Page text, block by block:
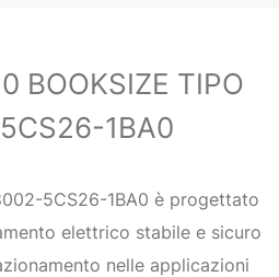
BOOKSIZE TIPO
1BA0
5CS26-1BA0 è progettato
elettrico stabile e sicuro
nelle applicazioni